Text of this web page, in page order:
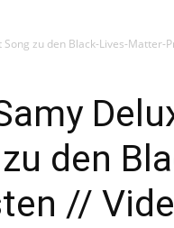
zu den Black-Lives-Matter-
den
//